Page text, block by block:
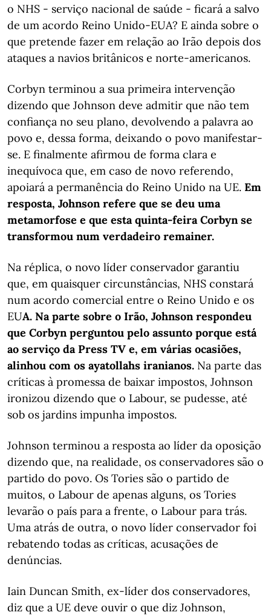
o NHS - serviço nacional de saúde - ficará a salvo
de um acordo Reino Unido-EUA? E ainda sobre o
que pretende fazer em relação ao Irão depois dos
ataques a navios britânicos e norte-americanos.
Corbyn terminou a sua primeira intervenção
dizendo que Johnson deve admitir que não tem
confiança no seu plano, devolvendo a palavra ao
povo e, dessa forma, deixando o povo manifestar-
se. E finalmente afirmou de forma clara e
inequívoca que, em caso de novo referendo,
apoiará a permanência do Reino Unido na UE. Em
resposta, Johnson refere que se deu uma
metamorfose e que esta quinta-feira Corbyn se
transformou num verdadeiro remainer.
Na réplica, o novo líder conservador garantiu
que, em quaisquer circunstâncias, NHS constará
num acordo comercial entre o Reino Unido e os
EUA. Na parte sobre o Irão, Johnson respondeu
que Corbyn perguntou pelo assunto porque está
ao serviço da Press TV e, em várias ocasiões,
alinhou com os ayatollahs iranianos. Na parte das
críticas à promessa de baixar impostos, Johnson
ironizou dizendo que o Labour, se pudesse, até
sob os jardins impunha impostos.
Johnson terminou a resposta ao líder da oposição
dizendo que, na realidade, os conservadores são o
partido do povo. Os Tories são o partido de
muitos, o Labour de apenas alguns, os Tories
levarão o país para a frente, o Labour para trás.
Uma atrás de outra, o novo líder conservador foi
rebatendo todas as críticas, acusações de
denúncias.
Iain Duncan Smith, ex-líder dos conservadores,
diz que a UE deve ouvir o que diz Johnson,